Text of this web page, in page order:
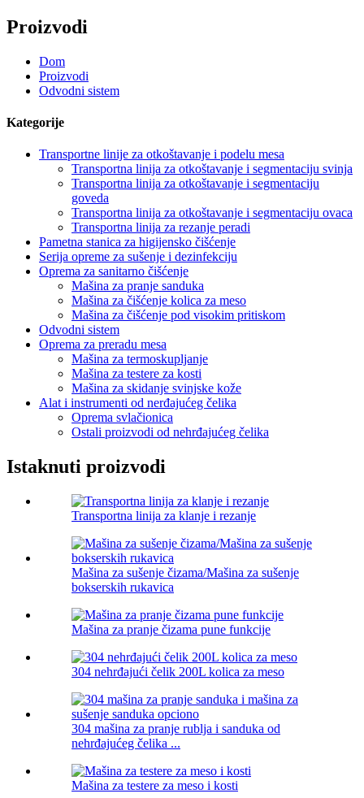
Proizvodi
Dom
Proizvodi
Odvodni sistem
Kategorije
Transportne linije za otkoštavanje i podelu mesa
Transportna linija za otkoštavanje i segmentaciju svinja
Transportna linija za otkoštavanje i segmentaciju
goveda
Transportna linija za otkoštavanje i segmentaciju ovaca
Transportna linija za rezanje peradi
Pametna stanica za higijensko čišćenje
Serija opreme za sušenje i dezinfekciju
Oprema za sanitarno čišćenje
Mašina za pranje sanduka
Mašina za čišćenje kolica za meso
Mašina za čišćenje pod visokim pritiskom
Odvodni sistem
Oprema za preradu mesa
Mašina za termoskupljanje
Mašina za testere za kosti
Mašina za skidanje svinjske kože
Alat i instrumenti od nerđajućeg čelika
Oprema svlačionica
Ostali proizvodi od nehrđajućeg čelika
Istaknuti proizvodi
Transportna linija za klanje i rezanje
Mašina za sušenje čizama/Mašina za sušenje
bokserskih rukavica
Mašina za pranje čizama pune funkcije
304 nehrđajući čelik 200L kolica za meso
304 mašina za pranje rublja i sanduka od
nehrđajućeg čelika ...
Mašina za testere za meso i kosti